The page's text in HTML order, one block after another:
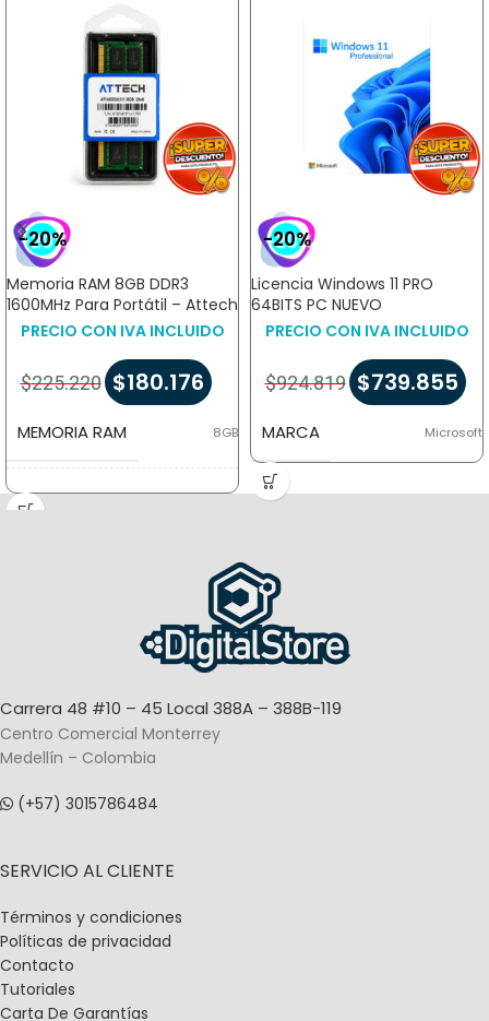
-20%
Memoria RAM 8GB DDR3
1600MHz Para Portátil – Attech
PRECIO CON IVA INCLUIDO
$225.220 $180.176
MEMORIA RAM 8GB
MARCA
-20%
Licencia Windows 11 PRO
64BITS PC NUEVO
PRECIO CON IVA INCLUIDO
$924.819 $739.855
MARCA Microsoft
Carrera 48 #10 – 45 Local 388A – 388B-119
Centro Comercial Monterrey
Medellín – Colombia
(+57) 3015786484
SERVICIO AL CLIENTE
Términos y condiciones
Políticas de privacidad
Contacto
Tutoriales
Carta De Garantías